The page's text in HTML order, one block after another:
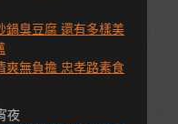
臭豆腐 還有多樣美
無負擔 忠孝路素食
夜